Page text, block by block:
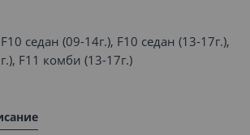
F10 седан (09-14г.), F10 седан (13-17г.),
F11 комби (13-17г.)